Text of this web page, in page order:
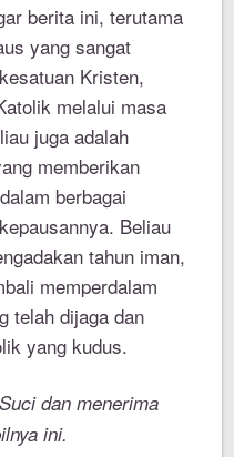
berita ini, terutama
yang sangat
Kristen,
melalui masa
juga adalah
memberikan
berbagai
Beliau
tahun iman,
memperdalam
telah dijaga dan
yang kudus.
dan menerima
ini.